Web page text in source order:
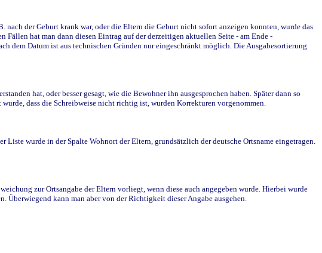
der Geburt krank war, oder die Eltern die Geburt nicht sofort anzeigen konnten, wurde das
hat man dann diesen Eintrag auf der derzeitigen aktuellen Seite - am Ende -
dem Datum ist aus technischen Gründen nur eingeschränkt möglich. Die Ausgabesortierung
hat, oder besser gesagt, wie die Bewohner ihn ausgesprochen haben. Später dann so
dass die Schreibweise nicht richtig ist, wurden Korrekturen vorgenommen.
wurde in der Spalte Wohnort der Eltern, grundsätzlich der deutsche Ortsname eingetragen.
zur Ortsangabe der Eltern vorliegt, wenn diese auch angegeben wurde. Hierbei wurde
kann man aber von der Richtigkeit dieser Angabe ausgehen.